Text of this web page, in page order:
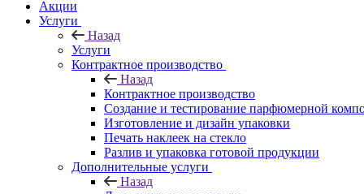
Акции
Услуги
Назад
Услуги
Контрактное производство
Назад
Контрактное производство
Создание и тестирование парфюмерной
Изготовление и дизайн упаковки
Печать наклеек на стекло
Разлив и упаковка готовой продукции
Дополнительные услуги
Назад